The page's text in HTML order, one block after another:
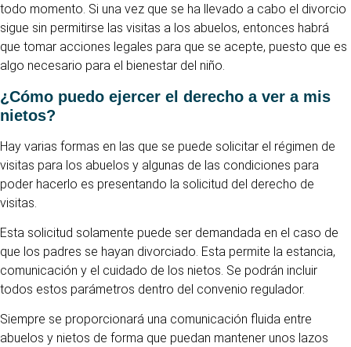
todo momento. Si una vez que se ha llevado a cabo el divorcio
sigue sin permitirse las visitas a los abuelos, entonces habrá
que tomar acciones legales para que se acepte, puesto que es
algo necesario para el bienestar del niño.
¿Cómo puedo ejercer el derecho a ver a mis
nietos?
Hay varias formas en las que se puede solicitar el régimen de
visitas para los abuelos y algunas de las condiciones para
poder hacerlo es presentando la solicitud del derecho de
visitas.
Esta solicitud solamente puede ser demandada en el caso de
que los padres se hayan divorciado. Esta permite la estancia,
comunicación y el cuidado de los nietos. Se podrán incluir
todos estos parámetros dentro del convenio regulador.
Siempre se proporcionará una comunicación fluida entre
abuelos y nietos de forma que puedan mantener unos lazos